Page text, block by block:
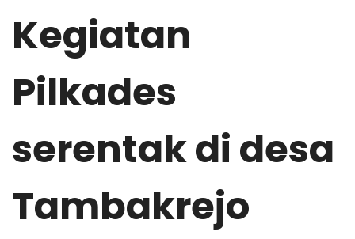
Kegiatan
Pilkades
serentak di desa
Tambakrejo